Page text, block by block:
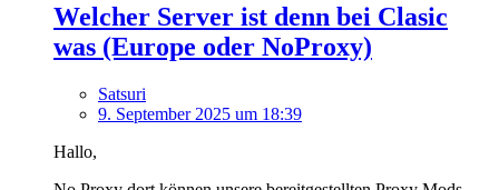
Welcher Server ist denn bei Clasic
was (Europe oder NoProxy)
Satsuri
9. September 2025 um 18:39
Hallo,